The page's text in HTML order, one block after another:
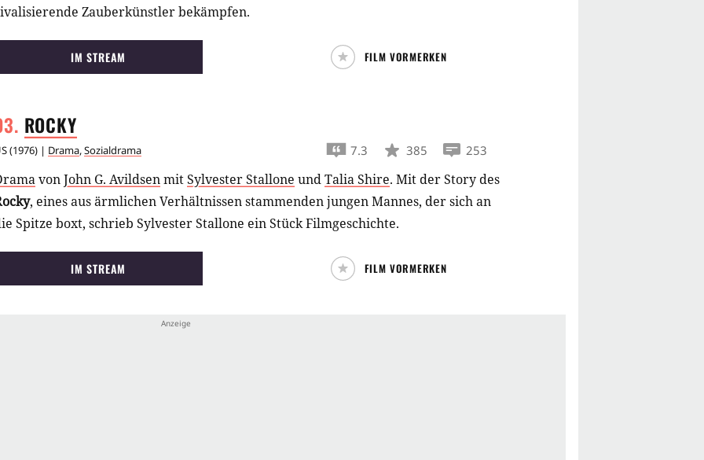
Zauberkünstler bekämpfen.
IM STREAM FILM VORMERKEN
ROCKY
(1976) | Drama,Sozialdrama 7.3 385 253
vonJohn G. AvildsenmitSylvester Stallone undTalia Shire. Mit der Story des
, eines aus ärmlichen Verhältnissen stammenden jungen Mannes, der sich an
Spitze boxt, schrieb Sylvester Stallone ein Stück Filmgeschichte.
IM STREAM FILM VORMERKEN